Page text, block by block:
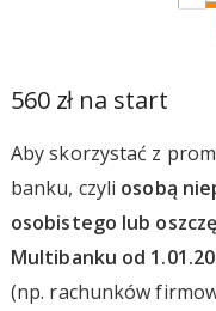
560 zł na start
Aby skorzystać z
banku, czyli osobą
osobistego lub
Multibanku od
(np. rachunków